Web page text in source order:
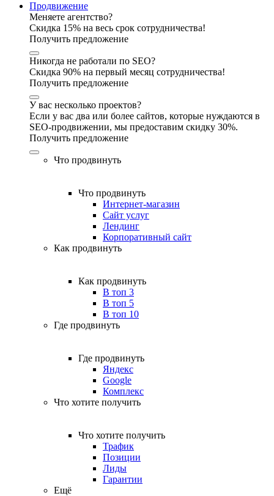
Продвижение
Меняете агентство?
Скидка 15% на весь срок сотрудничества!
Получить предложение
Никогда не работали по SEO?
Скидка 90% на первый месяц сотрудничества!
Получить предложение
У вас несколько проектов?
Если у вас два или более сайтов, которые нуждаются в
SEO-продвижении, мы предоставим скидку 30%.
Получить предложение
Что продвинуть
Что продвинуть
Интернет-магазин
Сайт услуг
Лендинг
Корпоративный сайт
Как продвинуть
Как продвинуть
В топ 3
В топ 5
В топ 10
Где продвинуть
Где продвинуть
Яндекс
Google
Комплекс
Что хотите получить
Что хотите получить
Трафик
Позиции
Лиды
Гарантии
Ещё